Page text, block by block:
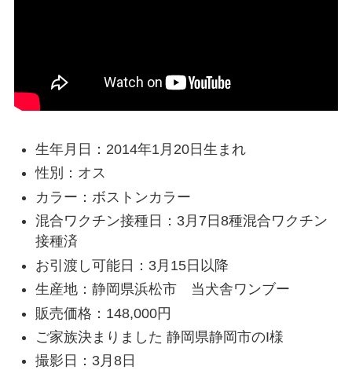
生年月日：2014年1月20日生まれ
性別：オス
カラー：ボストンカラー
混合ワクチン接種日：3月7日8種混合ワクチン
接種済
お引渡し可能日：3月15日以降
生産地：静岡県浜松市 当犬舎ワンブー
販売価格：148,000円
ご家族決まりました 静岡県静岡市のI様
撮影日：3月8日